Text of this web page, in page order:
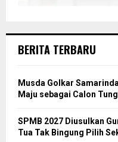
BERITA TERBARU
Musda Golkar
Maju sebagai Calon
SPMB 2027 Diusulkan
Tua Tak Bingung Pilih